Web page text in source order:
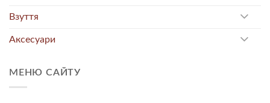
Взуття
Аксесуари
МЕНЮ САЙТУ